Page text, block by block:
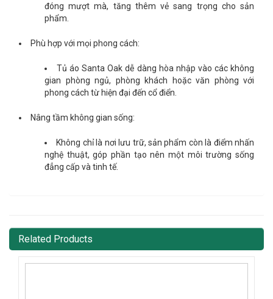
đóng mượt mà, tăng thêm vẻ sang trọng cho sản
phẩm.
Phù hợp với mọi phong cách:
Tủ áo Santa Oak dễ dàng hòa nhập vào các không
gian phòng ngủ, phòng khách hoặc văn phòng với
phong cách từ hiện đại đến cổ điển.
Nâng tầm không gian sống:
Không chỉ là nơi lưu trữ, sản phẩm còn là điểm nhấn
nghệ thuật, góp phần tạo nên một môi trường sống
đẳng cấp và tinh tế.
Related Products